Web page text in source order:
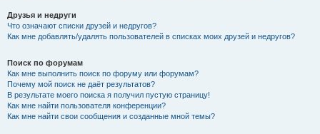
Друзья и недруги
Что означают списки друзей и недругов?
Как мне добавлять/удалять пользователей в списках моих друзей и недругов?
Поиск по форумам
Как мне выполнить поиск по форуму или форумам?
Почему мой поиск не даёт результатов?
В результате моего поиска я получил пустую страницу!
Как мне найти пользователя конференции?
Как мне найти свои сообщения и созданные мной темы?